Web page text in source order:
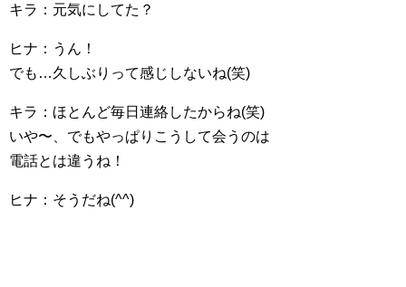
キラ：元気にしてた？
ヒナ：うん！
でも…久しぶりって感じしないね(笑)
キラ：ほとんど毎日連絡したからね(笑)
いや〜、でもやっぱりこうして会うのは
電話とは違うね！
ヒナ：そうだね(^^)